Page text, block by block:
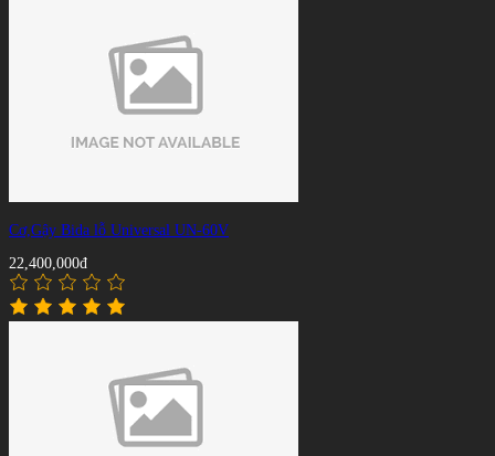
Cơ,Gậy Bida lỗ Universal UN-60V
22,400,000đ